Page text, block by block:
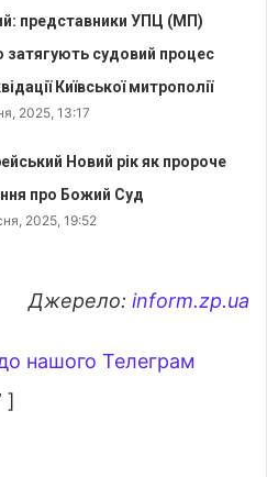
представники УПЦ (МП)
затягують судовий процес
Київської митрополії
2025, 13:17
Новий рік як пророче
про Божий Суд
2025, 19:52
Джерело: inform.zp.ua
нашого Телеграм
]